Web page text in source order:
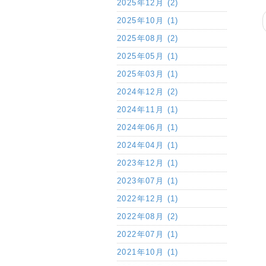
2025年12月 (2)
2025年10月 (1)
2025年08月 (2)
2025年05月 (1)
2025年03月 (1)
2024年12月 (2)
2024年11月 (1)
2024年06月 (1)
2024年04月 (1)
2023年12月 (1)
2023年07月 (1)
2022年12月 (1)
2022年08月 (2)
2022年07月 (1)
2021年10月 (1)